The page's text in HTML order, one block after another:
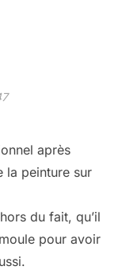
après
la peinture sur
du fait, qu’il
pour avoir